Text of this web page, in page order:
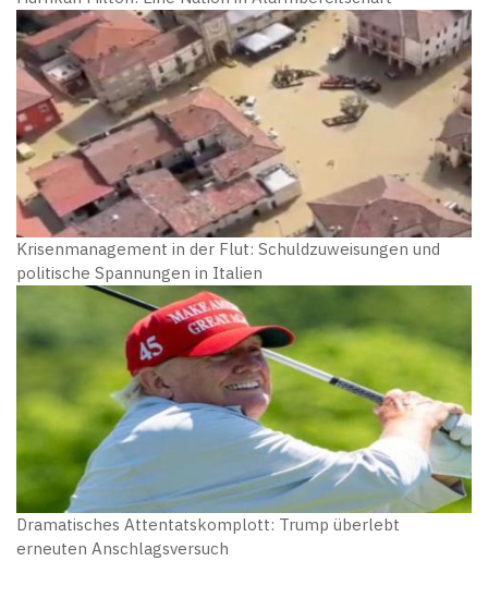
Krisenmanagement in der Flut: Schuldzuweisungen und
politische Spannungen in Italien
Dramatisches Attentatskomplott: Trump überlebt
erneuten Anschlagsversuch